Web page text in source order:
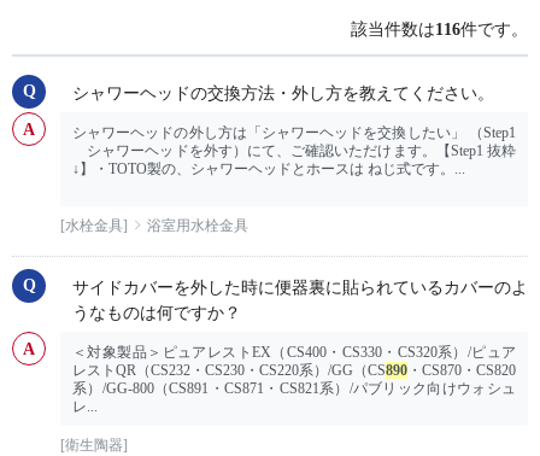
該当件数は116件です。
シャワーヘッドの交換方法・外し方を教えてください。
シャワーヘッドの外し方は「シャワーヘッドを交換したい」 （Step1
シャワーヘッドを外す）にて、ご確認いただけます。【Step1 抜粋
↓】・TOTO製の、シャワーヘッドとホースは ねじ式です。...
[水栓金具] 浴室用水栓金具
サイドカバーを外した時に便器裏に貼られているカバーのよ
うなものは何ですか？
＜対象製品＞ピュアレストEX（CS400・CS330・CS320系）/ピュア
レストQR（CS232・CS230・CS220系）/GG（CS890 ・CS870・CS820
系）/GG-800（CS891・CS871・CS821系）/パブリック向けウォシュ
レ...
[衛生陶器]